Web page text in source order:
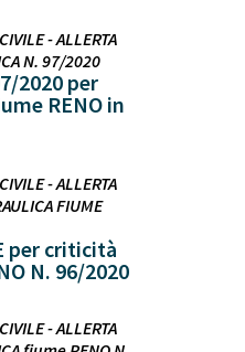
- ALLERTA
N. 97/2020
2020 per
RENO in
- ALLERTA
FIUME
per criticità
N. 96/2020
- ALLERTA